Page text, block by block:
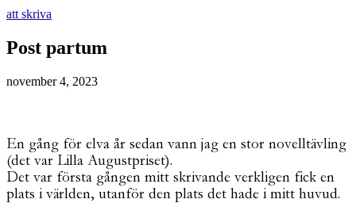
att skriva
Post partum
november 4, 2023
En gång för elva år sedan vann jag en stor novelltävling
(det var Lilla Augustpriset).
Det var första gången mitt skrivande verkligen fick en
plats i världen, utanför den plats det hade i mitt huvud.